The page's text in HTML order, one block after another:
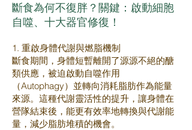
斷食為何不復胖？關鍵：啟動細胞
自噬、十大器官修復！
1. 重啟身體代謝與燃脂機制
斷食期間，身體短暫離開了源源不絕的醣
類供應，被迫啟動自噬作用
（Autophagy）並轉向消耗脂肪作為能量
來源。這種代謝靈活性的提升，讓身體在
營隊結束後，能更有效率地轉換與代謝能
量，減少脂肪堆積的機會。